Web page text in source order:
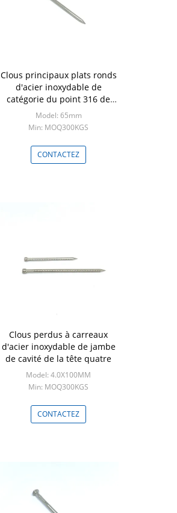
Clous principaux plats ronds
d'acier inoxydable de
catégorie du point 316 de
requin pour la fixation
Model: 65mm
Min: MOQ300KGS
CONTACTEZ
Clous perdus à carreaux
d'acier inoxydable de jambe
de cavité de la tête quatre
Model: 4.0X100MM
Min: MOQ300KGS
CONTACTEZ